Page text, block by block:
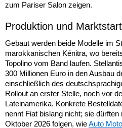
zum Pariser Salon zeigen.
Produktion und Marktstart
Gebaut werden beide Modelle im
marokkanischen Kénitra, wo
Topolino vom Band laufen.
300 Millionen Euro in den Ausbau
einschließlich des
Rollout an erster Stelle, noch vor
Lateinamerika. Konkrete
nennt Fiat bislang nicht; sie
Oktober 2026 folgen, wieAuto